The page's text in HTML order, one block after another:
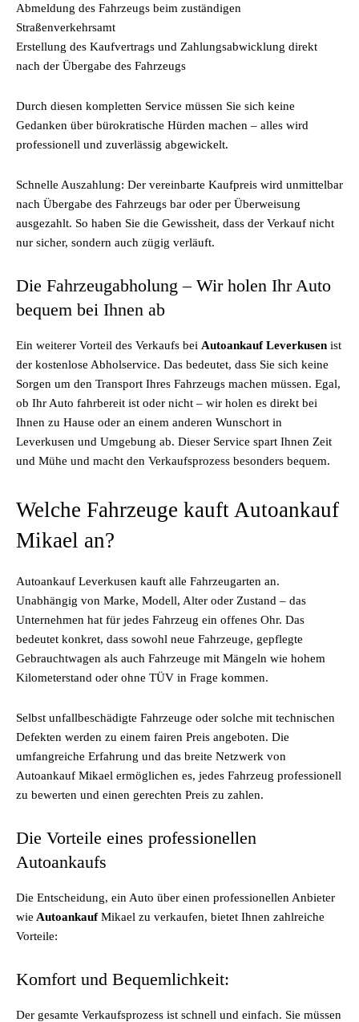
Abmeldung des Fahrzeugs beim zuständigen
Straßenverkehrsamt
Erstellung des Kaufvertrags und Zahlungsabwicklung direkt
nach der Übergabe des Fahrzeugs
Durch diesen kompletten Service müssen Sie sich keine
Gedanken über bürokratische Hürden machen – alles wird
professionell und zuverlässig abgewickelt.
Schnelle Auszahlung: Der vereinbarte Kaufpreis wird unmittelbar
nach Übergabe des Fahrzeugs bar oder per Überweisung
ausgezahlt. So haben Sie die Gewissheit, dass der Verkauf nicht
nur sicher, sondern auch zügig verläuft.
Die Fahrzeugabholung – Wir holen Ihr Auto
bequem bei Ihnen ab
Ein weiterer Vorteil des Verkaufs bei Autoankauf Leverkusen ist
der kostenlose Abholservice. Das bedeutet, dass Sie sich keine
Sorgen um den Transport Ihres Fahrzeugs machen müssen. Egal,
ob Ihr Auto fahrbereit ist oder nicht – wir holen es direkt bei
Ihnen zu Hause oder an einem anderen Wunschort in
Leverkusen und Umgebung ab. Dieser Service spart Ihnen Zeit
und Mühe und macht den Verkaufsprozess besonders bequem.
Welche Fahrzeuge kauft Autoankauf
Mikael an?
Autoankauf Leverkusen kauft alle Fahrzeugarten an.
Unabhängig von Marke, Modell, Alter oder Zustand – das
Unternehmen hat für jedes Fahrzeug ein offenes Ohr. Das
bedeutet konkret, dass sowohl neue Fahrzeuge, gepflegte
Gebrauchtwagen als auch Fahrzeuge mit Mängeln wie hohem
Kilometerstand oder ohne TÜV in Frage kommen.
Selbst unfallbeschädigte Fahrzeuge oder solche mit technischen
Defekten werden zu einem fairen Preis angeboten. Die
umfangreiche Erfahrung und das breite Netzwerk von
Autoankauf Mikael ermöglichen es, jedes Fahrzeug professionell
zu bewerten und einen gerechten Preis zu zahlen.
Die Vorteile eines professionellen
Autoankaufs
Die Entscheidung, ein Auto über einen professionellen Anbieter
wie AutoankaufMikael zu verkaufen, bietet Ihnen zahlreiche
Vorteile:
Komfort und Bequemlichkeit:
Der gesamte Verkaufsprozess ist schnell und einfach. Sie müssen